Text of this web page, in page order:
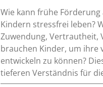
Wie kann frühe
Kindern stressfrei leben?
Zuwendung, Vertrautheit,
brauchen Kinder, um ihre
entwickeln zu können?
tieferen Verständnis für